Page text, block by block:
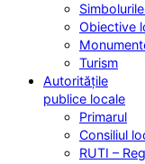
Obiective
Turism
Autoritățile
publice locale
Primarul
Consiliul
RUTI –